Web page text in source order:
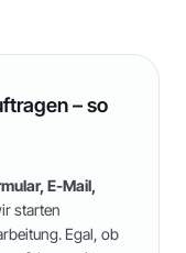
– so
E-Mail,
starten
Egal, ob